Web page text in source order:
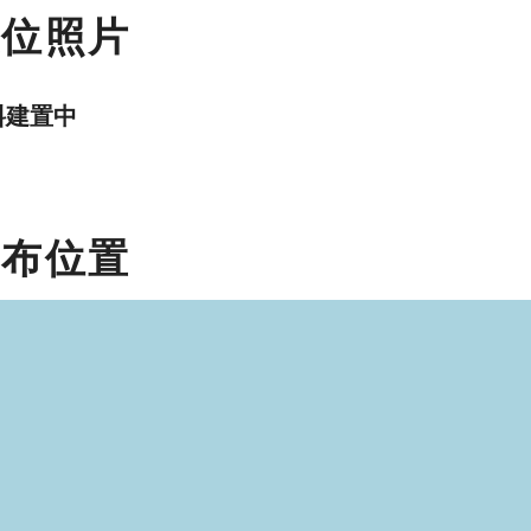
照片
建置中
位置